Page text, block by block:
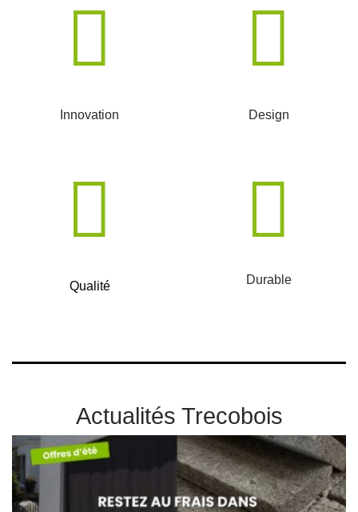
Innovation Design
Qualité Durable
Actualités Trecobois